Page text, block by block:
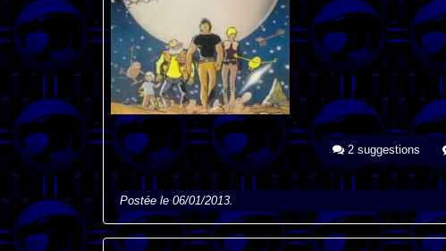
2 suggestions
Postée le 06/01/2013.